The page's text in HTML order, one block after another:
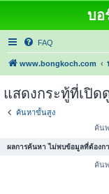
บอ
FAQ
www.bongkoch.com
แสดงกระทู้ที่เปิด
ค้นหาขั้นสูง
ค้น
ผลการค้นหา ไม่พบข้อมูลที่ต้องก
ค้น